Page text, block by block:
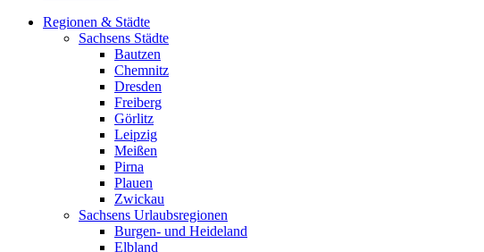
Regionen & Städte
Sachsens Städte
Bautzen
Chemnitz
Dresden
Freiberg
Görlitz
Leipzig
Meißen
Pirna
Plauen
Zwickau
Sachsens Urlaubsregionen
Burgen- und Heideland
Elbland